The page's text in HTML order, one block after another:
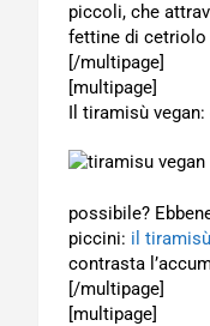
piccoli, che
fettine di cetriolo
[/multipage]
[multipage]
Il tiramisù vegan:
possibile?
piccini: il
contrasta
[/multipage]
[multipage]